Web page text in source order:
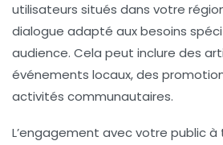
utilisateurs situés dans votre
dialogue adapté aux besoins
audience. Cela peut inclure des
événements locaux, des
activités communautaires.
L’engagement avec votre public à